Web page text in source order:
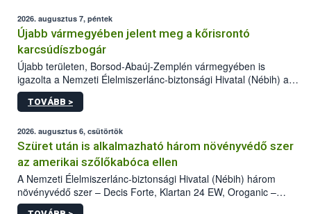
2026. augusztus 7, péntek
Újabb vármegyében jelent meg a kőrisrontó
karcsúdíszbogár
Újabb területen, Borsod-Abaúj-Zemplén vármegyében is
igazolta a Nemzeti Élelmiszerlánc-biztonsági Hivatal (Nébih) a
kőrisrontó karcsúdíszbogár (Agrilus planipennis) jelenlétét. A
kártevőt nem csak színcsapdában találták meg, de már fertőzött
az intenzív felderítést, emellett az intézkedéseket a szlovák
hatósággal is összehangolják a terjedés megállítása érdekében.
TOVÁBB >
2026. augusztus 6, csütörtök
Szüret után is alkalmazható három növényvédő szer
az amerikai szőlőkabóca ellen
A Nemzeti Élelmiszerlánc-biztonsági Hivatal (Nébih) három
növényvédő szer – Decis Forte, Klartan 24 EW, Oroganic –
engedélyokiratát módosította, így azok a szüretet követően,